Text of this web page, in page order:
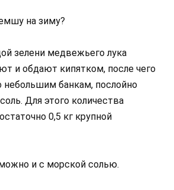
на зиму?
зелени медвежьего лука
и обдают кипятком, после чего
банкам, послойно
Для этого количества
0,5 кг крупной
и с морской солью.